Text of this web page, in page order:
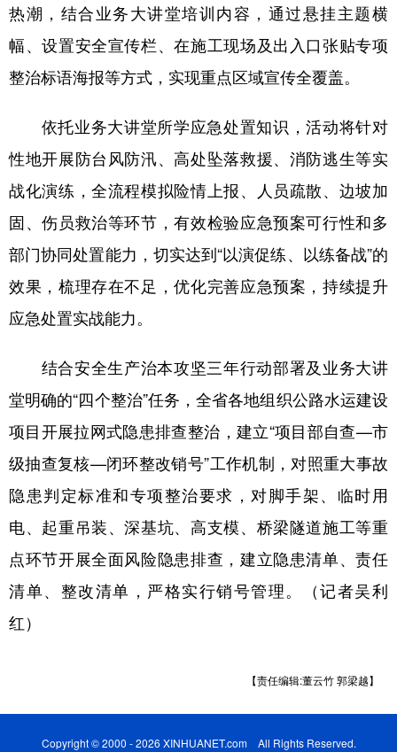
新疆 内蒙古 黑龙江
Русский язык 日本語 한국어
Deutsch Português
热潮，结合业务大讲堂培训内容，通过悬挂主题横
幅、设置安全宣传栏、在施工现场及出入口张贴专项
整治标语海报等方式，实现重点区域宣传全覆盖。
依托业务大讲堂所学应急处置知识，活动将针对
性地开展防台风防汛、高处坠落救援、消防逃生等实
战化演练，全流程模拟险情上报、人员疏散、边坡加
固、伤员救治等环节，有效检验应急预案可行性和多
部门协同处置能力，切实达到“以演促练、以练备战”的
效果，梳理存在不足，优化完善应急预案，持续提升
应急处置实战能力。
结合安全生产治本攻坚三年行动部署及业务大讲
堂明确的“四个整治”任务，全省各地组织公路水运建设
项目开展拉网式隐患排查整治，建立“项目部自查—市
级抽查复核—闭环整改销号”工作机制，对照重大事故
隐患判定标准和专项整治要求，对脚手架、临时用
电、起重吊装、深基坑、高支模、桥梁隧道施工等重
点环节开展全面风险隐患排查，建立隐患清单、责任
清单、整改清单，严格实行销号管理。（记者吴利
红）
【责任编辑:董云竹 郭梁越】
Copyright © 2000 - 2026 XINHUANET.com All Rights Reserved.